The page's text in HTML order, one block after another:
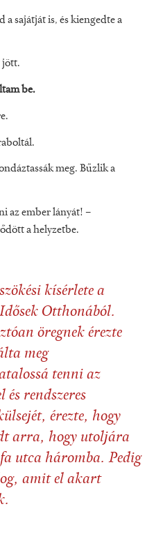
a sajátját is, és kiengedte a
jött.
be.
meg. Bűzlik a
az ember lányát! –
a helyzetbe.
kísérlete a
Otthonából.
öregnek érezte
meg
tenni az
rendszeres
érezte, hogy
arra, hogy utoljára
utca háromba. Pedig
amit el akart